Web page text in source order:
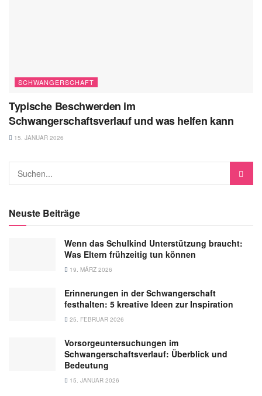
SCHWANGERSCHAFT
Typische Beschwerden im
Schwangerschaftsverlauf und was helfen kann
15. JANUAR 2026
Neuste Beiträge
Wenn das Schulkind Unterstützung braucht:
Was Eltern frühzeitig tun können
19. MÄRZ 2026
Erinnerungen in der Schwangerschaft
festhalten: 5 kreative Ideen zur Inspiration
25. FEBRUAR 2026
Vorsorgeuntersuchungen im
Schwangerschaftsverlauf: Überblick und
Bedeutung
15. JANUAR 2026